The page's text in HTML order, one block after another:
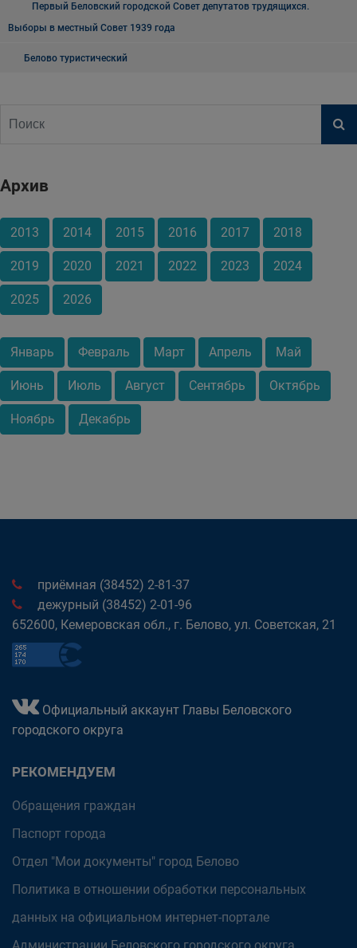
Первый Беловский городской Совет депутатов трудящихся.
Выборы в местный Совет 1939 года
Белово туристический
Архив
2013 2014 2015 2016 2017 2018
2019 2020 2021 2022 2023 2024
2025 2026
Январь Февраль Март Апрель Май
Июнь Июль Август Сентябрь Октябрь
Ноябрь Декабрь
приёмная (38452) 2-81-37
дежурный (38452) 2-01-96
652600, Кемеровская обл., г. Белово, ул. Советская, 21
Официальный аккаунт Главы Беловского
городского округа
РЕКОМЕНДУЕМ
Обращения граждан
Паспорт города
Отдел "Мои документы" город Белово
Политика в отношении обработки персональных
данных на официальном интернет-портале